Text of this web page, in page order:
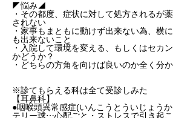
◤悩み◢
・その都度、症状に対して処方されるが
されない
・家事もまともに動けず出来ない為、横
も出来ないこと
・入院して環境を変える、もしくはセカ
かどうか？
・どちらの方角を向けば良いのか全く分
※診てもらえる科は全て受診しみた
【耳鼻科】
●咽喉頭異常感症(いんこうとういじょう
テリー球⋯心配ごと・ストレスで引き起